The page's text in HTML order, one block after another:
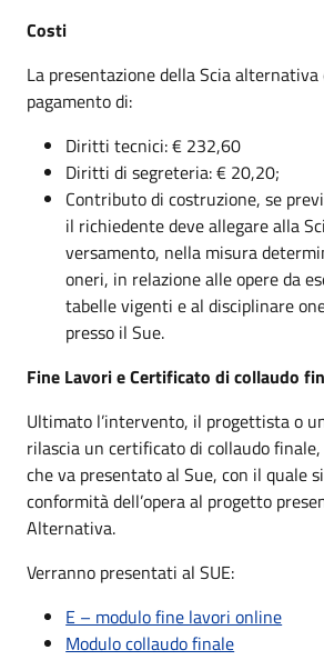
Costi
La presentazione della Scia alternativa
pagamento di:
Diritti tecnici: € 232,60
Diritti di segreteria: € 20,20;
Contributo di costruzione, se
il richiedente deve allegare alla
versamento, nella misura
oneri, in relazione alle opere da
tabelle vigenti e al disciplinare
presso il Sue.
Fine Lavori e Certificato di collaudo
Ultimato l’intervento, il progettista o
rilascia un certificato di collaudo finale,
che va presentato al Sue, con il quale
conformità dell’opera al progetto
Alternativa.
Verranno presentati al SUE:
E – modulo fine lavori online
Modulo collaudo finale